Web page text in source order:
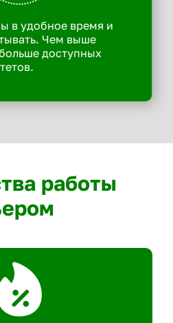
в удобное время и
Чем выше
доступных
работы